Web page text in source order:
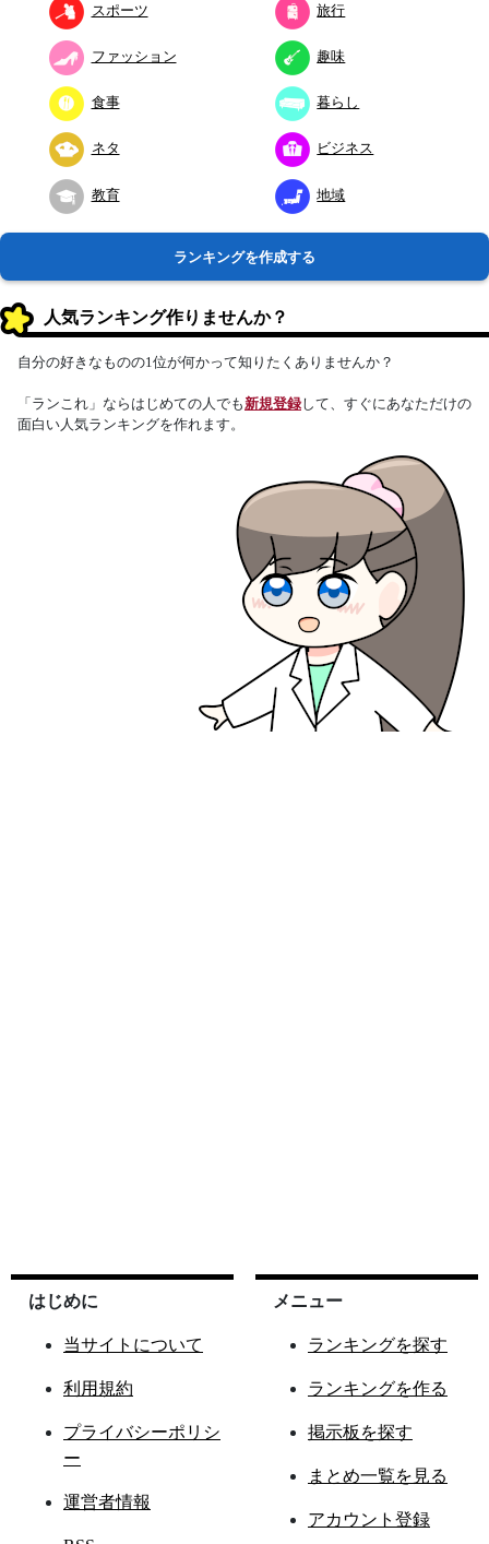
スポーツ 旅行
ファッション 趣味
食事 暮らし
ネタ ビジネス
教育 地域
ランキングを作成する
人気ランキング作りませんか？
自分の好きなものの1位が何かって知りたくありませんか？
「ランこれ」ならはじめての人でも新規登録して、すぐにあなただけの
面白い人気ランキングを作れます。
はじめに
当サイトについて
利用規約
プライバシーポリシ
ー
運営者情報
メニュー
ランキングを探す
ランキングを作る
掲示板を探す
まとめ一覧を見る
アカウント登録